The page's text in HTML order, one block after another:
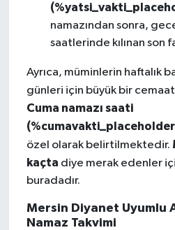
namazından sonra,
saatlerinde kılınan son
Ayrıca, müminlerin haftalık
günleri için büyük bir
Cuma namazı saati
özel olarak belirtilmektedir.
kaçta diye merak edenler
buradadır.
Mersin Diyanet Uyumlu
Namaz Takvimi